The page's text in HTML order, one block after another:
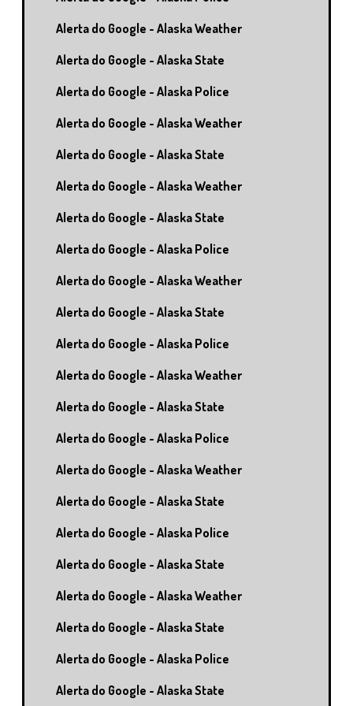
Alerta do Google - Alaska Weather
Alerta do Google - Alaska State
Alerta do Google - Alaska Police
Alerta do Google - Alaska Weather
Alerta do Google - Alaska State
Alerta do Google - Alaska Weather
Alerta do Google - Alaska State
Alerta do Google - Alaska Police
Alerta do Google - Alaska Weather
Alerta do Google - Alaska State
Alerta do Google - Alaska Police
Alerta do Google - Alaska Weather
Alerta do Google - Alaska State
Alerta do Google - Alaska Police
Alerta do Google - Alaska Weather
Alerta do Google - Alaska State
Alerta do Google - Alaska Police
Alerta do Google - Alaska State
Alerta do Google - Alaska Weather
Alerta do Google - Alaska State
Alerta do Google - Alaska Police
Alerta do Google - Alaska State